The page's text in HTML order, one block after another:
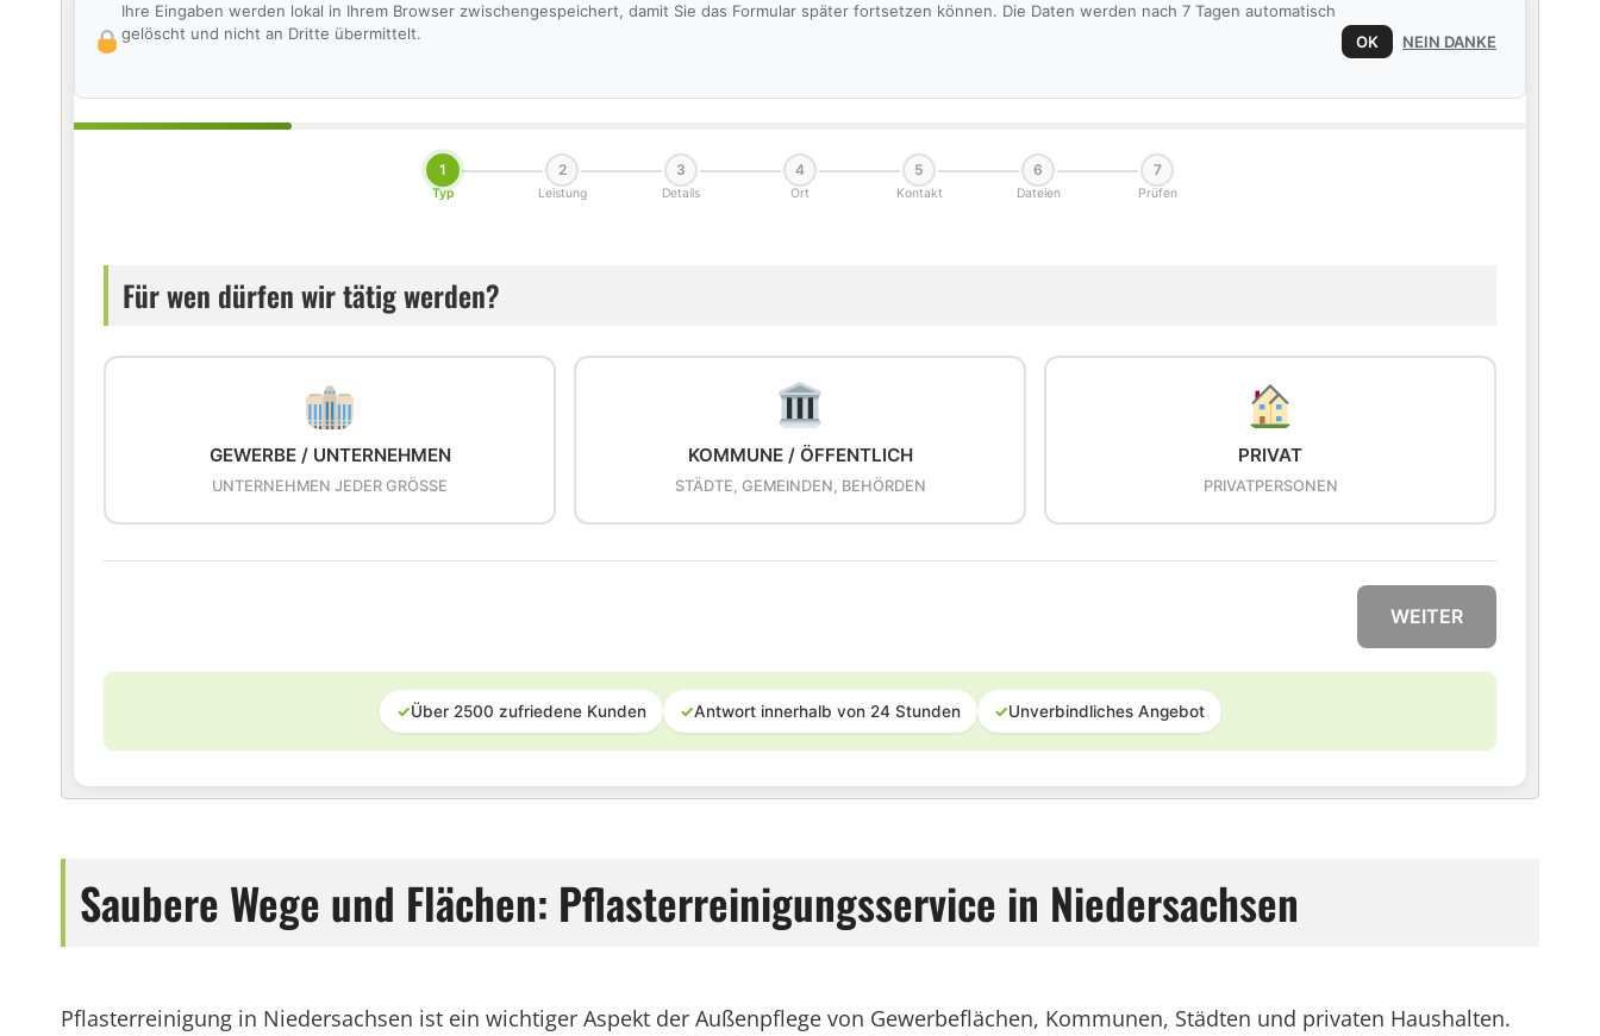
Ihre Eingaben werden lokal in Ihrem Browser zwischengespeichert, damit Sie das Formular später fortsetzen können. Die Daten werden nach 7 Tagen automatisch
gelöscht und nicht an Dritte übermittelt.
OK NEIN DANKE
1
Typ
2
Leistung
3
Details
4
Ort
5
Kontakt
6
Dateien
7
Prüfen
Für wen dürfen wir tätig werden?
GEWERBE / UNTERNEHMEN
UNTERNEHMEN JEDER GRÖSSE
KOMMUNE / ÖFFENTLICH
STÄDTE, GEMEINDEN, BEHÖRDEN
PRIVAT
PRIVATPERSONEN
WEITER
✓Über 2500 zufriedene Kunden ✓Antwort innerhalb von 24 Stunden ✓Unverbindliches Angebot
Saubere Wege und Flächen: Pflasterreinigungsservice in Niedersachsen
Pflasterreinigung in Niedersachsen ist ein wichtiger Aspekt der Außenpflege von Gewerbeflächen, Kommunen, Städten und privaten Haushalten.